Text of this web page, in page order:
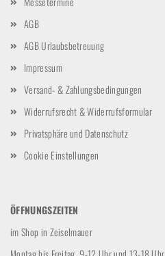
AGB
AGB Urlaubsbetreuung
Impressum
Versand- & Zahlungsbedingungen
Widerrufsrecht & Widerrufsformular
Privatsphäre und Datenschutz
Cookie Einstellungen
ÖFFNUNGSZEITEN
im Shop in Zeiselmauer